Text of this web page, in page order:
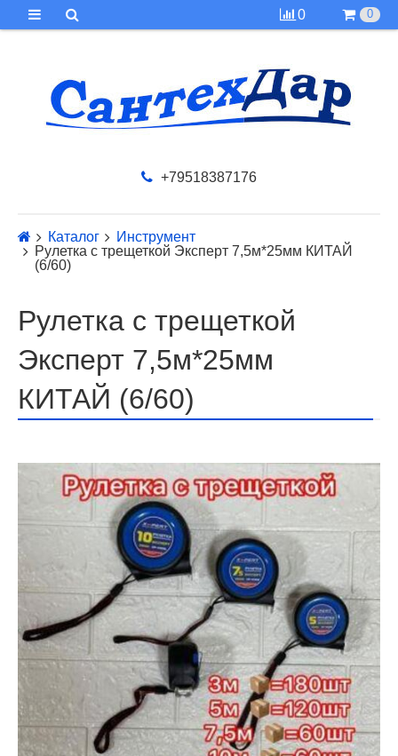
0 0
+79518387176
Каталог
Инструмент
Рулетка с трещеткой Эксперт 7,5м*25мм КИТАЙ
(6/60)
Рулетка с трещеткой
Эксперт 7,5м*25мм
КИТАЙ (6/60)